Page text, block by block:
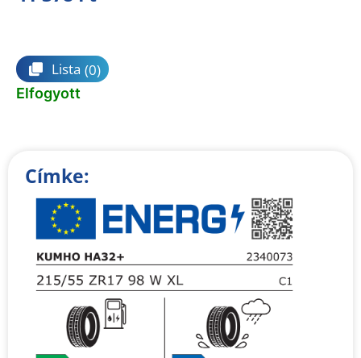
Lista (0)
Elfogyott
Címke: